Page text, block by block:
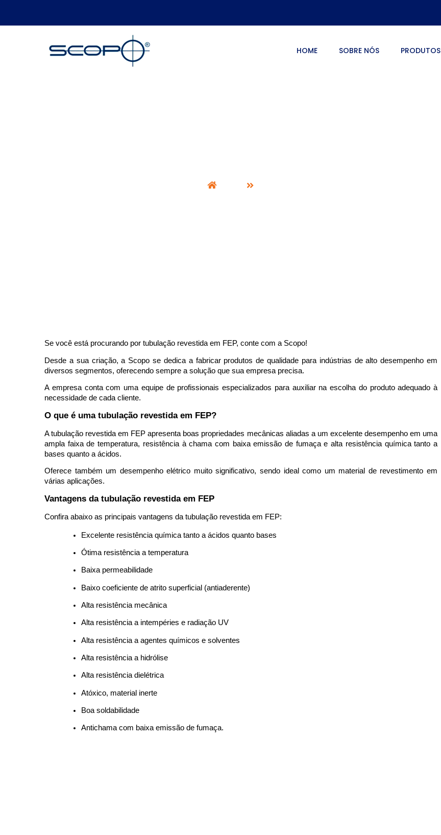
HOME SOBRE NÓS PRODUTOS
Se você está procurando por tubulação revestida em FEP, conte com a Scopo!
Desde a sua criação, a Scopo se dedica a fabricar produtos de qualidade para indústrias de alto desempenho em
diversos segmentos, oferecendo sempre a solução que sua empresa precisa.
A empresa conta com uma equipe de profissionais especializados para auxiliar na escolha do produto adequado à
necessidade de cada cliente.
O que é uma tubulação revestida em FEP?
A tubulação revestida em FEP apresenta boas propriedades mecânicas aliadas a um excelente desempenho em uma
ampla faixa de temperatura, resistência à chama com baixa emissão de fumaça e alta resistência química tanto a
bases quanto a ácidos.
Oferece também um desempenho elétrico muito significativo, sendo ideal como um material de revestimento em
várias aplicações.
Vantagens da tubulação revestida em FEP
Confira abaixo as principais vantagens da tubulação revestida em FEP:
Excelente resistência química tanto a ácidos quanto bases
Ótima resistência a temperatura
Baixa permeabilidade
Baixo coeficiente de atrito superficial (antiaderente)
Alta resistência mecânica
Alta resistência a intempéries e radiação UV
Alta resistência a agentes químicos e solventes
Alta resistência a hidrólise
Alta resistência dielétrica
Atóxico, material inerte
Boa soldabilidade
Antichama com baixa emissão de fumaça.